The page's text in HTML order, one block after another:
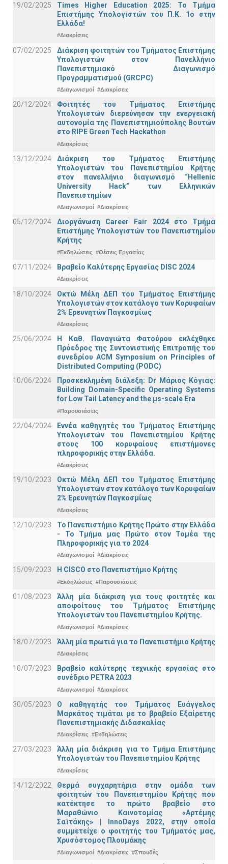
19/02/2025
Times Higher Education 2025: Το Τμήμα
Επιστήμης Υπολογιστών του Π.Κ. 1ο στην
Ελλάδα!
#Διακρίσεις
07/02/2025
Διάκριση φοιτητών του Τμήματος Επιστήμης
Υπολογιστών στον Πανελλήνιο
Πανεπιστημιακό Διαγωνισμό
Προγραμματισμού (GRCPC)
#Διαγωνισμοί #Διακρίσεις
20/12/2024
Φοιτητές του Τμήματος Επιστήμης
Υπολογιστών διερεύνησαν την ενεργειακή
αυτονομία της Πανεπιστημιούπολης Βουτών
στο RIPE Green Tech Hackathon
#Διακρίσεις
13/12/2024
Διάκριση του Τμήματος Επιστήμης
Υπολογιστών του Πανεπιστημίου Κρήτης
στον πανελλήνιο διαγωνισμό “Hellenic
University Hack” των Ελληνικών
Πανεπιστημίων
#Διαγωνισμοί #Διακρίσεις
05/12/2024
Διοργάνωση Career Fair 2024 στο Τμήμα
Επιστήμης Υπολογιστών του Πανεπιστημίου
Κρήτης
#Εκδηλώσεις #Θέσεις Εργασίας
07/11/2024 Βραβείο Καλύτερης Εργασίας DISC 2024
#Διακρίσεις
18/10/2024
Οκτώ Μέλη ΔΕΠ του Τμήματος Επιστήμης
Υπολογιστών στον κατάλογο των Κορυφαίων
2% Ερευνητών Παγκοσμίως
#Διακρίσεις
25/06/2024
Η Καθ. Παναγιώτα Φατούρου εκλέχθηκε
Πρόεδρος της Συντονιστικής Επιτροπής του
συνεδρίου ACM Symposium on Principles of
Distributed Computing (PODC)
10/06/2024
Προσκεκλημένη διάλεξη: Dr Μάριος Κόγιας:
Building Domain-Specific Operating Systems
for Low Tail Latency and the μs-scale Era
#Παρουσιάσεις
22/04/2024
Εννέα καθηγητές του Τμήματος Επιστήμης
Υπολογιστών του Πανεπιστημίου Κρήτης
στους 100 κορυφαίους επιστήμονες
πληροφορικής στην Ελλάδα.
#Διακρίσεις
19/10/2023
Οκτώ Μέλη ΔΕΠ του Τμήματος Επιστήμης
Υπολογιστών στον κατάλογο των Κορυφαίων
2% Ερευνητών Παγκοσμίως
#Διακρίσεις
12/10/2023
Το Πανεπιστήμιο Κρήτης Πρώτο στην Ελλάδα
- Το Τμήμα μας Πρώτο στον Τομέα της
Πληροφορικής για το 2024
#Διαγωνισμοί #Διακρίσεις
15/09/2023 Η CISCO στο Πανεπιστήμιο Κρήτης
#Εκδηλώσεις #Παρουσιάσεις
01/08/2023
Άλλη μία διάκριση για τους φοιτητές και
αποφοίτους του Τμήματος Επιστήμης
Υπολογιστών του Πανεπιστημίου Κρήτης.
#Διαγωνισμοί #Διακρίσεις
18/07/2023 Άλλη μία πρωτιά για το Πανεπιστήμιο Κρήτης
#Διακρίσεις
10/07/2023
Βραβείο καλύτερης τεχνικής εργασίας στο
συνέδριο PETRA 2023
#Διαγωνισμοί #Διακρίσεις
30/05/2023
Ο καθηγητής του Τμήματος Ευάγγελος
Μαρκάτος τιμάται με το βραβείο Εξαίρετης
Πανεπιστημιακής Διδασκαλίας
#Διακρίσεις #Εκδηλώσεις
27/03/2023
Άλλη μία διάκριση για το Τμήμα Επιστήμης
Υπολογιστών του Πανεπιστημίου Κρήτης
#Διακρίσεις
14/12/2022
Θερμά συγχαρητήρια στην ομάδα των
φοιτητών του Πανεπιστημίου Κρήτης που
κατέκτησε το πρώτο βραβείο στο
Μαραθώνιο Καινοτομίας «Αρτέμης
Σαϊτάκης» | InnoDays 2022, στην οποία
συμμετείχε ο φοιτητής του Τμήματός μας,
Χρυσόστομος Πλουμάκης
#Διαγωνισμοί #Διακρίσεις #Σπουδές